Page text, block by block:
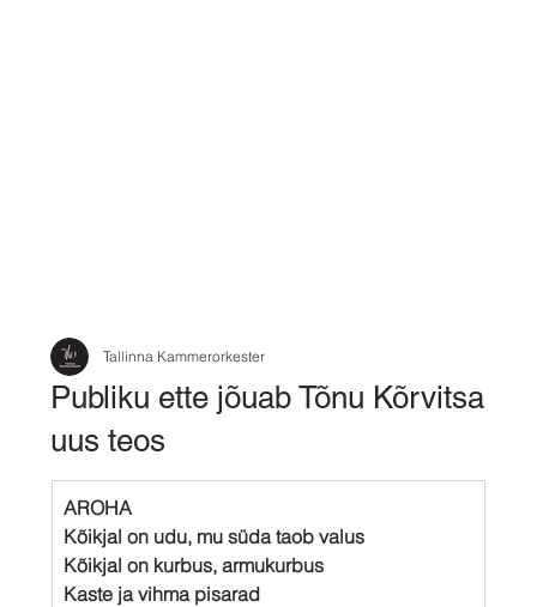
Publiku ette jõuab Tõnu Kõrvitsa
uus teos
Tallinna Kammerorkester
AROHA
Kõikjal on udu, mu süda taob valus
Kõikjal on kurbus, armukurbus
Kaste ja vihma pisarad